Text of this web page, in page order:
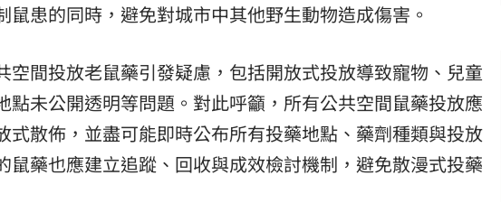
患的同時，避免對城市中其他野生動物造成傷害。
空間投放老鼠藥引發疑慮，包括開放式投放導致寵物、兒童
點未公開透明等問題。對此呼籲，所有公共空間鼠藥投放應
式散佈，並盡可能即時公布所有投藥地點、藥劑種類與投放
鼠藥也應建立追蹤、回收與成效檢討機制，避免散漫式投藥